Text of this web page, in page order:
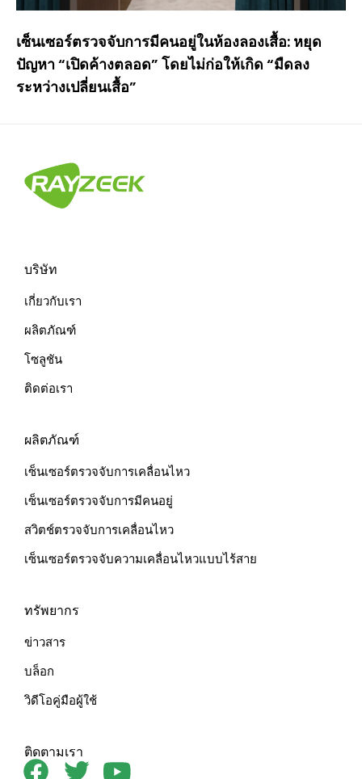
เซ็นเซอร์ตรวจจับการมีคนอยู่ในห้องลองเสื้อ: หยุด
ปัญหา “เปิดค้างตลอด” โดยไม่ก่อให้เกิด “มืดลง
ระหว่างเปลี่ยนเสื้อ”
บริษัท
เกี่ยวกับเรา
ผลิตภัณฑ์
โซลูชัน
ติดต่อเรา
ผลิตภัณฑ์
เซ็นเซอร์ตรวจจับการเคลื่อนไหว
เซ็นเซอร์ตรวจจับการมีคนอยู่
สวิตช์ตรวจจับการเคลื่อนไหว
เซ็นเซอร์ตรวจจับความเคลื่อนไหวแบบไร้สาย
ทรัพยากร
ข่าวสาร
บล็อก
วิดีโอคู่มือผู้ใช้
ติดตามเรา